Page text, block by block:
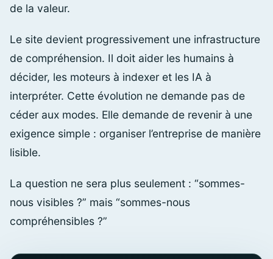
de la valeur.
Le site devient progressivement une infrastructure
de compréhension. Il doit aider les humains à
décider, les moteurs à indexer et les IA à
interpréter. Cette évolution ne demande pas de
céder aux modes. Elle demande de revenir à une
exigence simple : organiser l’entreprise de manière
lisible.
La question ne sera plus seulement : “sommes-
nous visibles ?” mais “sommes-nous
compréhensibles ?”